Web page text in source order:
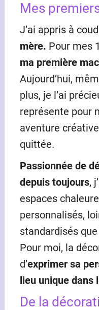
Mes
J’ai appris à
mère. Pour mes
ma première
Aujourd’hui,
plus, je l’ai
représente pour
aventure
quittée.
Passionnée de
depuis toujours,
espaces
personnalisés,
standardisés
Pour moi, la
d’exprimer sa
lieu unique dans
De la